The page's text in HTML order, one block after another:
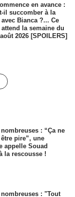
en avance :
il succomber à la
Bianca ?... Ce
la semaine du
2026 [SPOILERS]
: “Ça ne
pire”, une
appelle Souad
la rescousse !
: "Tout